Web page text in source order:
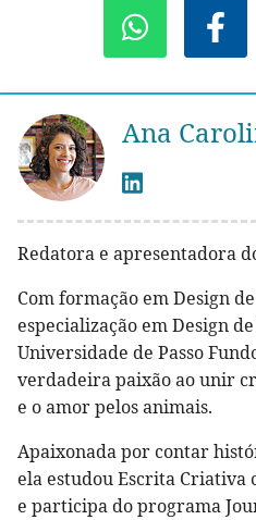
Ana
Redatora e apresentadora
Com formação em Design
especialização em Design
Universidade de Passo
verdadeira paixão ao unir
e o amor pelos animais.
Apaixonada por contar
ela estudou Escrita Criativa
e participa do programa